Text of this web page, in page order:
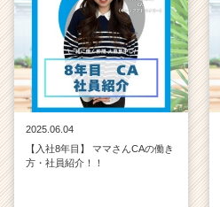
2025.06.04
【入社8年目】 ママさんCAの働き
方・社員紹介！！